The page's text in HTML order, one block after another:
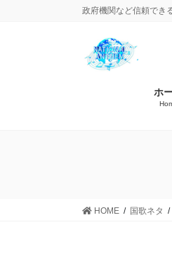
政府機関など信頼でき
ホ
HOME 国歌ネタ